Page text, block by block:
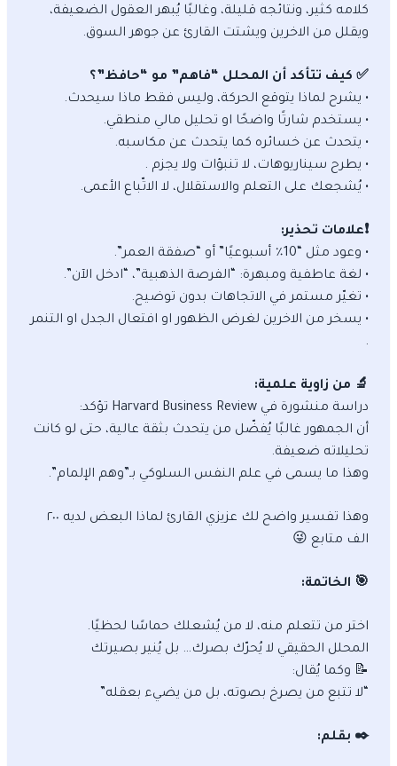
كلامه كثير، ونتائجه قليلة، وغالبًا يُبهر العقول الضعيفة،
ويقلل من الاخرين ويشتت القارئ عن جوهر السوق.
✅ كيف تتأكد أن المحلل “فاهم” مو “حافظ”؟
• يشرح لماذا يتوقع الحركة، وليس فقط ماذا سيحدث.
• يستخدم شارتًا واضحًا او تحليل مالي منطقي.
• يتحدث عن خسائره كما يتحدث عن مكاسبه.
• يطرح سيناريوهات، لا تنبؤات ولا يجزم .
• يُشجعك على التعلم والاستقلال، لا الاتّباع الأعمى.
❗️علامات تحذير:
• وعود مثل “10٪ أسبوعيًا” أو “صفقة العمر”.
• لغة عاطفية ومبهرة: “الفرصة الذهبية”، “ادخل الآن”.
• تغيّر مستمر في الاتجاهات بدون توضيح.
• يسخر من الاخرين لغرض الظهور او افتعال الجدل او التنمر
.
🔬 من زاوية علمية:
دراسة منشورة في Harvard Business Review تؤكد:
أن الجمهور غالبًا يُفضّل من يتحدث بثقة عالية، حتى لو كانت
تحليلاته ضعيفة.
وهذا ما يسمى في علم النفس السلوكي بـ”وهم الإلمام”.
وهذا تفسير واضح لك عزيزي القارئ لماذا البعض لديه ٢٠٠
الف متابع 😜
🎯 الخاتمة:
اختر من تتعلم منه، لا من يُشعلك حماسًا لحظيًا.
المحلل الحقيقي لا يُحرّك بصرك… بل يُنير بصيرتك
📝 وكما يُقال:
“لا تتبع من يصرخ بصوته، بل من يضيء بعقله”
✒️ بقلم: